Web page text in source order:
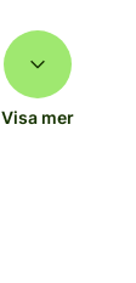
Visa mer